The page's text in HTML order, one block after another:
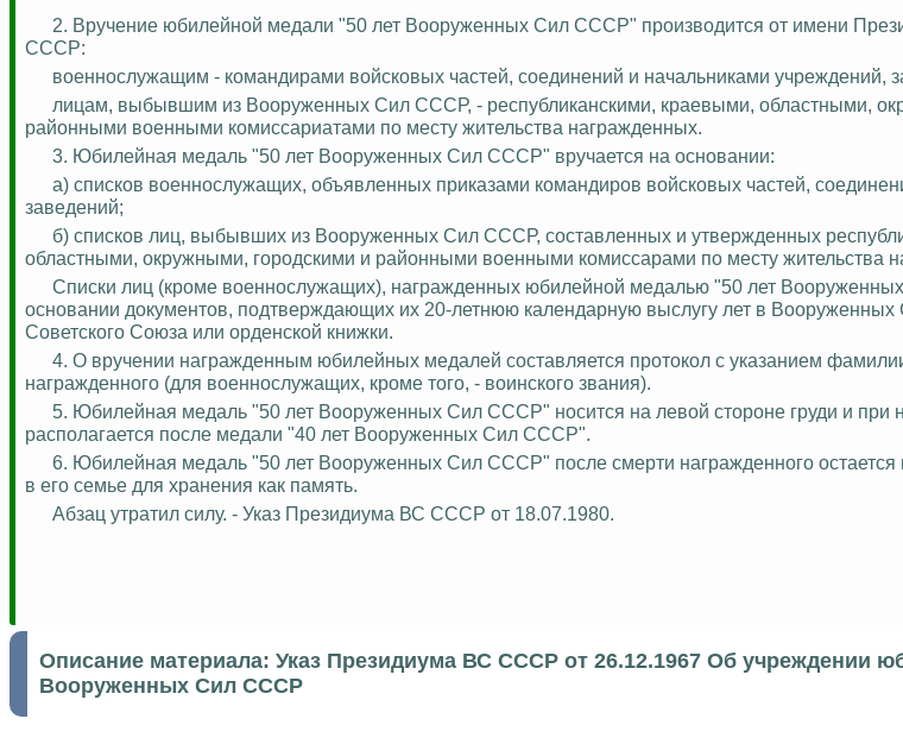
2. Вручение юбилейной медали "50 лет Вооруженных Сил СССР" производится от имени
СССР:
военнослужащим - командирами войсковых частей, соединений и начальниками учреждений,
лицам, выбывшим из Вооруженных Сил СССР, - республиканскими, краевыми, областными,
районными военными комиссариатами по месту жительства награжденных.
3. Юбилейная медаль "50 лет Вооруженных Сил СССР" вручается на основании:
а) списков военнослужащих, объявленных приказами командиров войсковых частей,
заведений;
б) списков лиц, выбывших из Вооруженных Сил СССР, составленных и утвержденных
областными, окружными, городскими и районными военными комиссарами по месту жительства
Списки лиц (кроме военнослужащих), награжденных юбилейной медалью "50 лет
основании документов, подтверждающих их 20-летнюю календарную выслугу лет в
Советского Союза или орденской книжки.
4. О вручении награжденным юбилейных медалей составляется протокол с указанием
награжденного (для военнослужащих, кроме того, - воинского звания).
5. Юбилейная медаль "50 лет Вооруженных Сил СССР" носится на левой стороне груди и при
располагается после медали "40 лет Вооруженных Сил СССР".
6. Юбилейная медаль "50 лет Вооруженных Сил СССР" после смерти награжденного остается
в его семье для хранения как память.
Абзац утратил силу. - Указ Президиума ВС СССР от 18.07.1980.
Описание материала: Указ Президиума ВС СССР от 26.12.1967 Об учреждении
Вооруженных Сил СССР